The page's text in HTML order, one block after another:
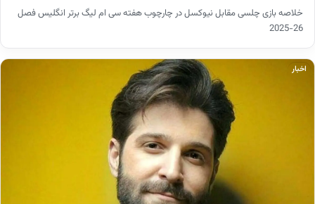
خلاصه بازی چلسی مقابل نیوکسل در چارچوب هفته سی ام لیگ برتر انگلیس فصل
26-2025
اخبار